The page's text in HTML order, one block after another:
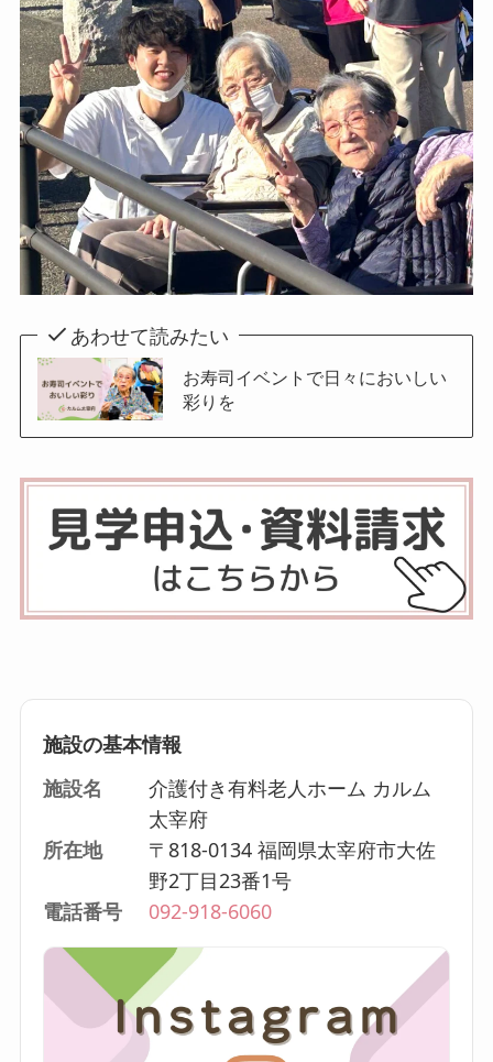
あわせて読みたい
お寿司イベントで日々においしい
彩りを
施設の基本情報
施設名
介護付き有料老人ホーム カルム
太宰府
所在地
〒818-0134 福岡県太宰府市大佐
野2丁目23番1号
電話番号
092-918-6060